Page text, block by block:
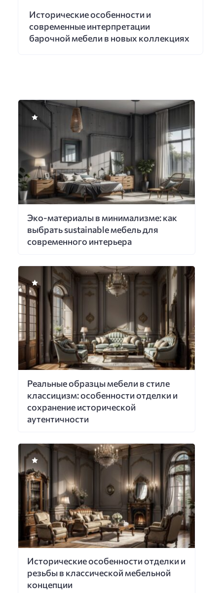
Исторические особенности и
современные интерпретации
барочной мебели в новых коллекциях
Эко-материалы в минимализме: как
выбрать sustainable мебель для
современного интерьера
Реальные образцы мебели в стиле
классицизм: особенности отделки и
сохранение исторической
аутентичности
Исторические особенности отделки и
резьбы в классической мебельной
концепции